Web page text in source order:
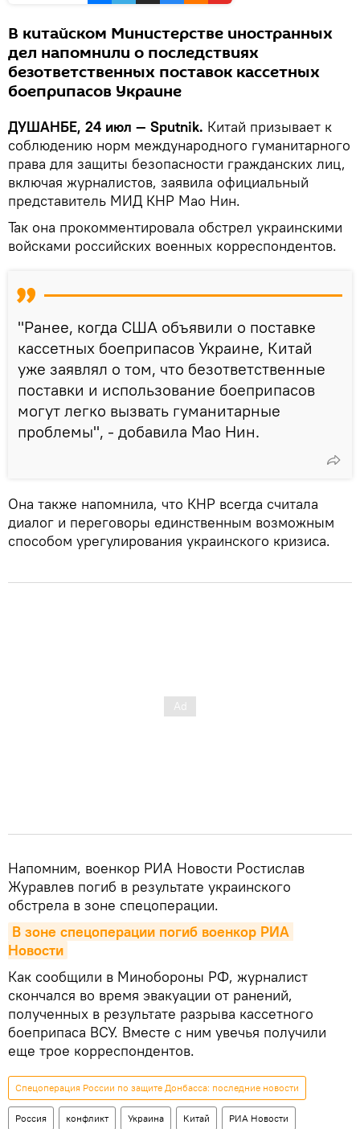
В китайском Министерстве иностранных
дел напомнили о последствиях
безответственных поставок кассетных
боеприпасов Украине
ДУШАНБЕ, 24 июл — Sputnik. Китай призывает к
соблюдению норм международного гуманитарного
права для защиты безопасности гражданских лиц,
включая журналистов, заявила официальный
представитель МИД КНР Мао Нин.
Так она прокомментировала обстрел украинскими
войсками российских военных корреспондентов.
"Ранее, когда США объявили о поставке
кассетных боеприпасов Украине, Китай
уже заявлял о том, что безответственные
поставки и использование боеприпасов
могут легко вызвать гуманитарные
проблемы", - добавила Мао Нин.
Она также напомнила, что КНР всегда считала
диалог и переговоры единственным возможным
способом урегулирования украинского кризиса.
Напомним, военкор РИА Новости Ростислав
Журавлев погиб в результате украинского
обстрела в зоне спецоперации.
В зоне спецоперации погиб военкор РИА
Новости
Как сообщили в Минобороны РФ, журналист
скончался во время эвакуации от ранений,
полученных в результате разрыва кассетного
боеприпаса ВСУ. Вместе с ним увечья получили
еще трое корреспондентов.
Спецоперация России по защите Донбасса: последние новости
Россия конфликт Украина Китай РИА Новости